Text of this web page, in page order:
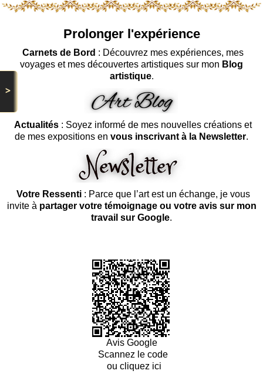
>
Prolonger l'expérience
Carnets de Bord : Découvrez mes expériences, mes
voyages et mes découvertes artistiques sur mon Blog
artistique.
Actualités : Soyez informé de mes nouvelles créations et
de mes expositions en vous inscrivant à la Newsletter.
Votre Ressenti: Parce que l’art est un échange, je vous
invite à partager votre témoignage ou votre avis sur mon
travail sur Google.
Avis Google
Scannez le code
ou cliquez ici